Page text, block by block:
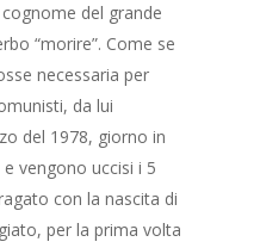
del grande
“morire”. Come se
necessaria per
da lui
del 1978, giorno in
vengono uccisi i 5
con la nascita di
per la prima volta